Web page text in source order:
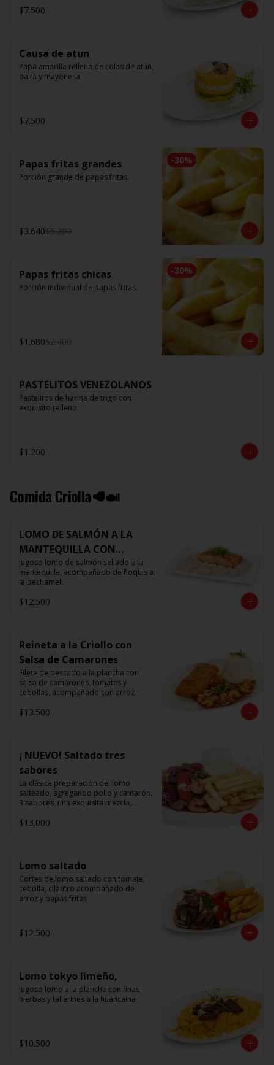
$7.500
Causa de atun
Papa amarilla rellena de colas de atún,
palta y mayonesa
$7.500
-30%
Papas fritas grandes
Porción grande de papas fritas.
$3.640$5.200
-30%
Papas fritas chicas
Porción individual de papas fritas.
$1.680$2.400
PASTELITOS VENEZOLANOS
Pastelitos de harina de trigo con
exquisito relleno.
$1.200
Comida Criolla🥩🍛
LOMO DE SALMÓN A LA
MANTEQUILLA CON
ÑOQUIS 🧈
Jugoso lomo de salmón sellado a la
mantequilla, acompañado de ñoquis a
la bechamel.
$12.500
Reineta a la Criollo con
Salsa de Camarones
Filete de pescado a la plancha con
salsa de camarones, tomates y
cebollas, acompañado con arroz.
$13.500
¡ NUEVO! Saltado tres
sabores
La clásica preparación del lomo
salteado, agregando pollo y camarón.
3 sabores, una exquisita mezcla,
$13.000
Lomo saltado
Cortes de lomo saltado con tomate,
cebolla, cilantro acompañado de
arroz y papas fritas
$12.500
Lomo tokyo limeño,
Jugoso lomo a la plancha con finas
hierbas y tallarines a la huancaina
$10.500